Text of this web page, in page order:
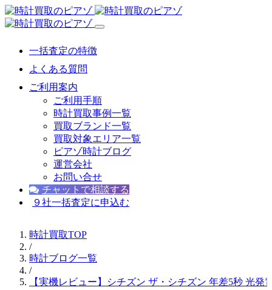
一括査定の特徴
よくある質問
ご利用案内
ご利用手順
時計買取事例一覧
買取ブランド一覧
買取対象エリア一覧
ピアゾ時計ブログ
運営会社
お問い合せ
チャットで相談する
９社一括査定に申込む
時計買取TOP
/
時計ブログ一覧
/
【実機レビュー】シチズン ザ・シチズン 年差5秒 光